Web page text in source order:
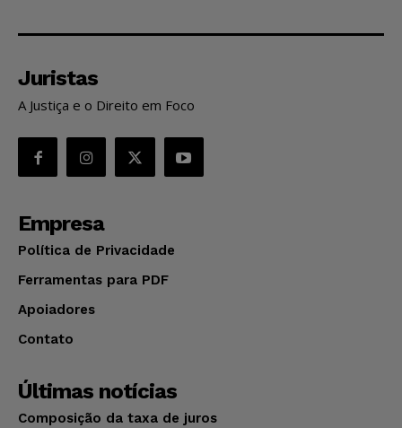
Juristas
A Justiça e o Direito em Foco
Empresa
Política de Privacidade
Ferramentas para PDF
Apoiadores
Contato
Últimas notícias
Composição da taxa de juros